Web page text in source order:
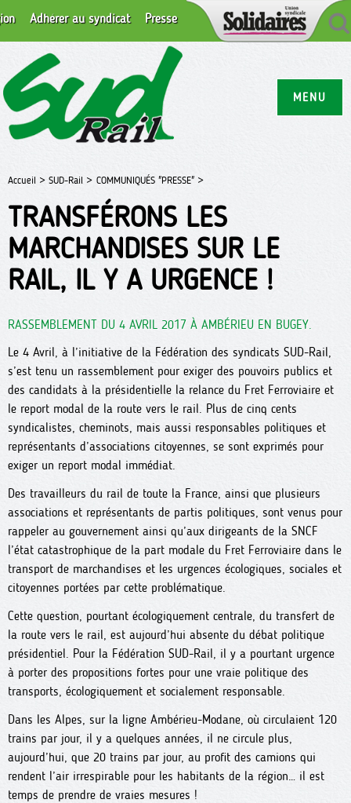
MENU
Adhérer au syndicat Presse
Accueil > SUD-Rail > COMMUNIQUÉS "PRESSE" >
TRANSFÉRONS LES
MARCHANDISES SUR LE
RAIL, IL Y A URGENCE !
RASSEMBLEMENT DU 4 AVRIL 2017 À AMBÉRIEU EN BUGEY.
Le 4 Avril, à l’initiative de la Fédération des syndicats SUD-Rail,
s’est tenu un rassemblement pour exiger des pouvoirs publics et
des candidats à la présidentielle la relance du Fret Ferroviaire et
le report modal de la route vers le rail. Plus de cinq cents
syndicalistes, cheminots, mais aussi responsables politiques et
représentants d’associations citoyennes, se sont exprimés pour
exiger un report modal immédiat.
Des travailleurs du rail de toute la France, ainsi que plusieurs
associations et représentants de partis politiques, sont venus pour
rappeler au gouvernement ainsi qu’aux dirigeants de la SNCF
l’état catastrophique de la part modale du Fret Ferroviaire dans le
transport de marchandises et les urgences écologiques, sociales et
citoyennes portées par cette problématique.
Cette question, pourtant écologiquement centrale, du transfert de
la route vers le rail, est aujourd’hui absente du débat politique
présidentiel. Pour la Fédération SUD-Rail, il y a pourtant urgence
à porter des propositions fortes pour une vraie politique des
transports, écologiquement et socialement responsable.
Dans les Alpes, sur la ligne Ambérieu-Modane, où circulaient 120
trains par jour, il y a quelques années, il ne circule plus,
aujourd’hui, que 20 trains par jour, au profit des camions qui
rendent l’air irrespirable pour les habitants de la région… il est
temps de prendre de vraies mesures !